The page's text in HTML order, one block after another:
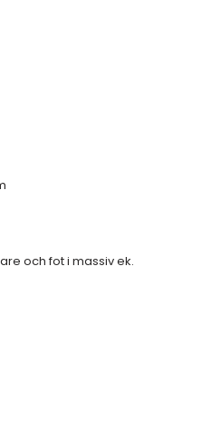
och fot i massiv ek.